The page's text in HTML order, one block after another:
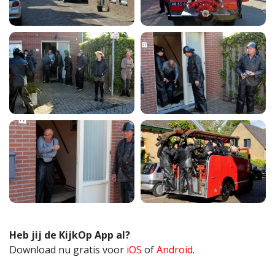
Heb jij de KijkOp App al?
Download nu gratis voor iOS ofAndroid.